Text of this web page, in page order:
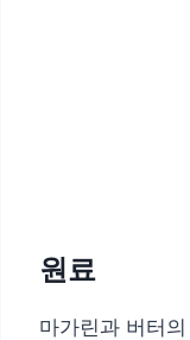
원료
마가린과 버터